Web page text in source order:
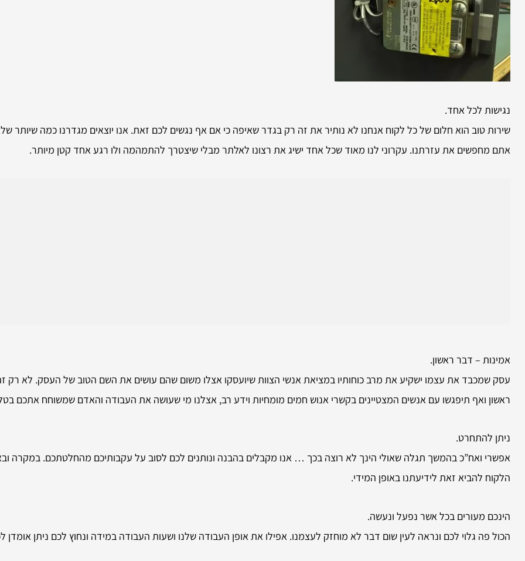
נגישות לכל אחד.
שירות טוב הוא חלום של כל לקוח אנחנו לא נותיר את זה רק בגדר שאיפה כי אם אף נגשים לכם זאת. אנו יוצאים מגדרנו כמה שיותר
אתם מחפשים את עזרתנו. עקרוני לנו מאוד שכל אחד ישיג את רצונו לאלתר מבלי שיצטרך להתמהמה ולו רגע אחד קטן מיותר.
אמינות – דבר ראשון.
עסק שמכבד את עצמו ישקיע את מרב כוחותיו במציאת אנשי הצוות שיועסקו אצלו משום שהם עושים את השם הטוב של העסק. לא רק
ראשון ואף תיפגשו עם אנשים המצטיינים בקשרי אנוש חמים מומחיות וידע רב, אצלנו מי שעושה את העבודה והאדם שמשוחח אתכם
ניתן להתחרט.
אפשרי ואח”כ בהמשך תגלה שאולי הינך לא רוצה בכך … אנו מקבלים בהבנה ונותנים לכם לסוב על עקבותיכם מהחלטתכם. במקרה
הלקוח להביא זאת לידיעתנו באופן המידי.
הינכם מעורים בכל אשר נפעל ונעשה.
הכול פה גלוי לכם ונראה לעין שום דבר לא מוחזק לעצמנו. אפילו את אופן העבודה שלנו ושעות העבודה במידה ונחוץ לכם ניתן אומדן